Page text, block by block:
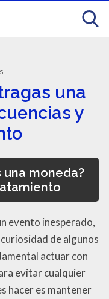
una
y
moneda?
evento inesperado,
de algunos
actuar con
evitar cualquier
hacer es mantener